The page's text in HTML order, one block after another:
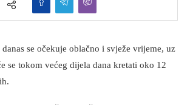
se očekuje oblačno i svježe vrijeme, uz
se tokom većeg dijela dana kretati oko 12